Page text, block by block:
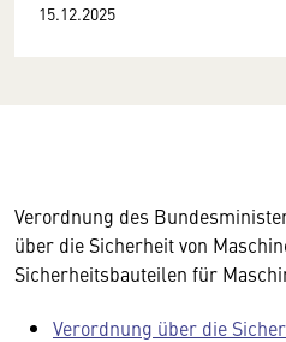
15.12.2025
Verordnung des
über die Sicherheit von
Sicherheitsbauteilen für
Verordnung über die